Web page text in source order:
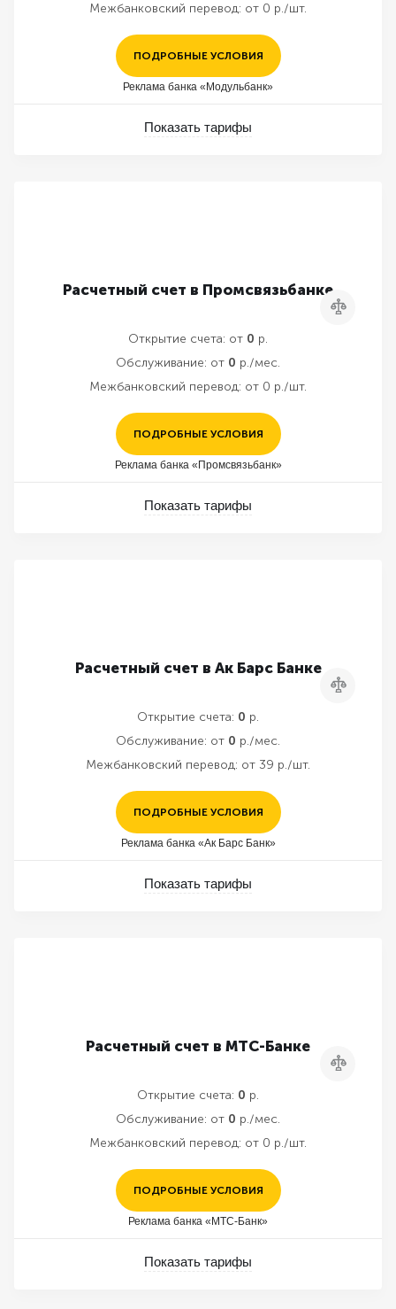
Межбанковский перевод: от 0 р./шт.
ПОДРОБНЫЕ УСЛОВИЯ
Реклама банка «Модульбанк»
Показать тарифы
Расчетный счет в Промсвязьбанке
Сравнить
Открытие счета: от 0 р.
Обслуживание: от 0 р./мес.
Межбанковский перевод: от 0 р./шт.
ПОДРОБНЫЕ УСЛОВИЯ
Реклама банка «Промсвязьбанк»
Показать тарифы
Расчетный счет в Ак Барс Банке
Сравнить
Открытие счета: 0 р.
Обслуживание: от 0 р./мес.
Межбанковский перевод: от 39 р./шт.
ПОДРОБНЫЕ УСЛОВИЯ
Реклама банка «Ак Барс Банк»
Показать тарифы
Расчетный счет в МТС-Банке
Сравнить
Открытие счета: 0 р.
Обслуживание: от 0 р./мес.
Межбанковский перевод: от 0 р./шт.
ПОДРОБНЫЕ УСЛОВИЯ
Реклама банка «МТС-Банк»
Показать тарифы